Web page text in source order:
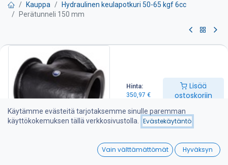
Hinta:
350,97 €
Lisää
ostoskoriin
Wishlist
Kauppa
Hydraulinen keulapotkuri 50-65 kgf 6cc
Perätunneli 150 mm
Perätunneli 150 mm
350,97 €
Lisää ostoskoriin
Käytämme evästeitä tarjotaksemme sinulle paremman
käyttökokemuksen tällä verkkosivustolla.
Evästekäytäntö
Vain välttämättömät Hyväksyn